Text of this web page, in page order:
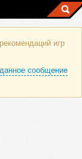
игр
сообщение